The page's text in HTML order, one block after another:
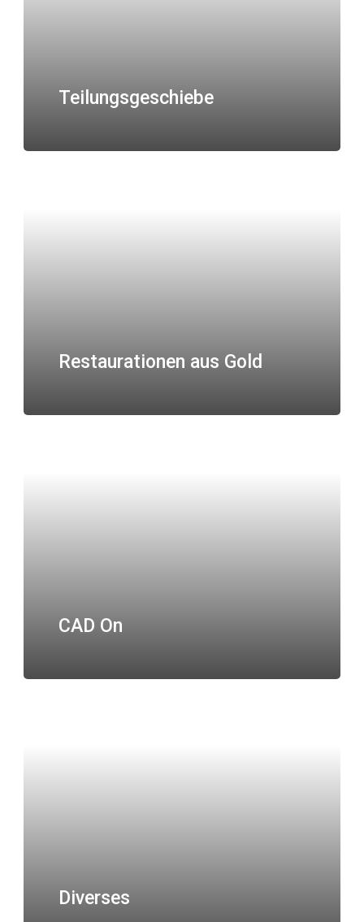
Teilungsgeschiebe
Restaurationen aus Gold
CAD On
Diverses